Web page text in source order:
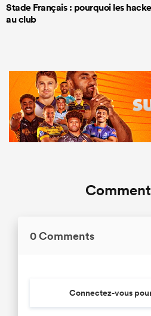
Stade Français : pourquoi les
au club
0 Comments
Connectez-vous